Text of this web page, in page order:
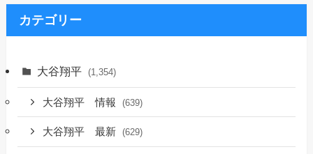
ブ
カテゴリー
大谷翔平 (1,354)
大谷翔平 情報 (639)
大谷翔平 最新 (629)